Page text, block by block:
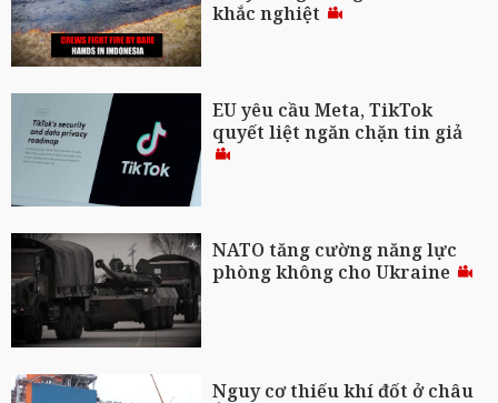
khắc nghiệt
EU yêu cầu Meta, TikTok
quyết liệt ngăn chặn tin giả
NATO tăng cường năng lực
phòng không cho Ukraine
Nguy cơ thiếu khí đốt ở châu